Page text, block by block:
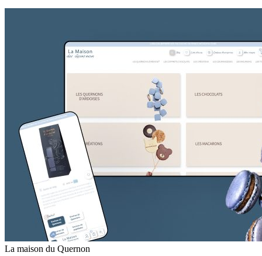
La maison du Quernon